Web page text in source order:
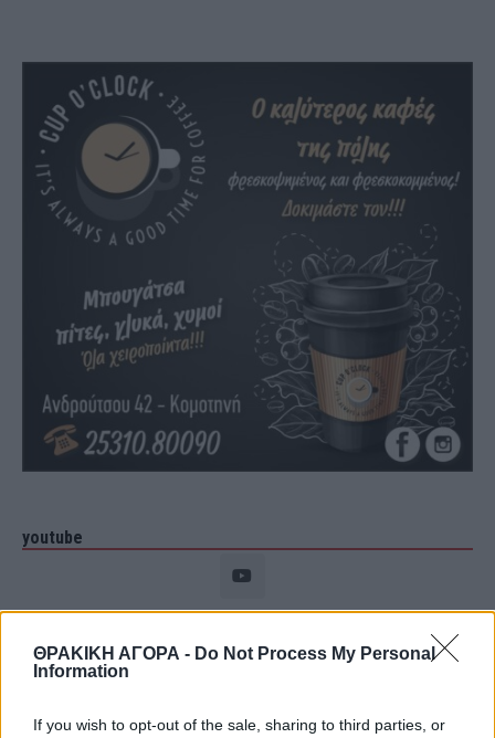
ΘΡΑΚΙΚΗ ΑΓΟΡΑ - Do Not Process My Personal
Information
If you wish to opt-out of the sale, sharing to third parties, or
youtube